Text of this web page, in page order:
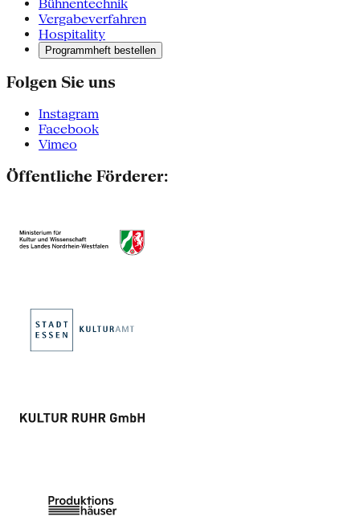
Bühnentechnik
Vergabeverfahren
Hospitality
Programmheft bestellen
Folgen Sie uns
Instagram
Facebook
Vimeo
Öffentliche Förderer: